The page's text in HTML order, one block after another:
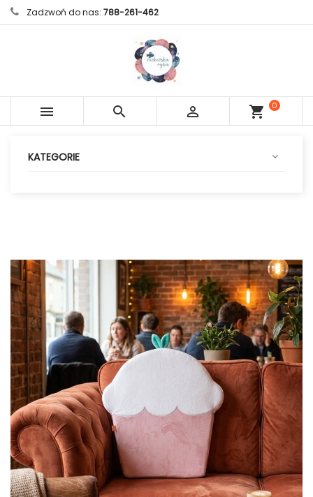
Zadzwoń do nas: 788-261-462
   shopping_cart
0
KATEGORIE